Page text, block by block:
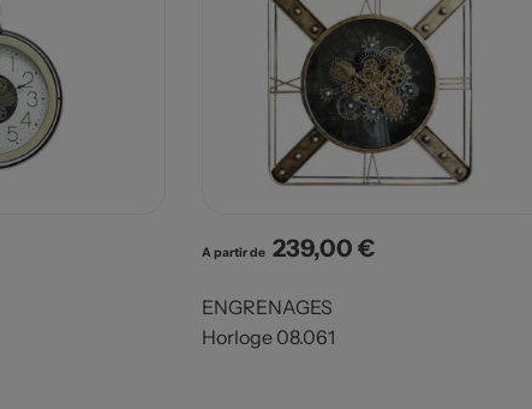
A partir de Prix
239,00 €
ENGRENAGES
Horloge 08.061